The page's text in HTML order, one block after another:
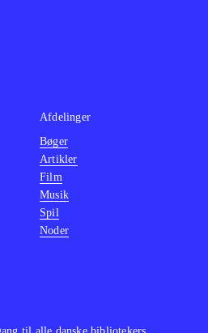
Afdelinger
Bøger
Artikler
Film
Musik
Spil
Noder